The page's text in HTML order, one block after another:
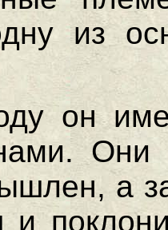
из
он
Они
а
и